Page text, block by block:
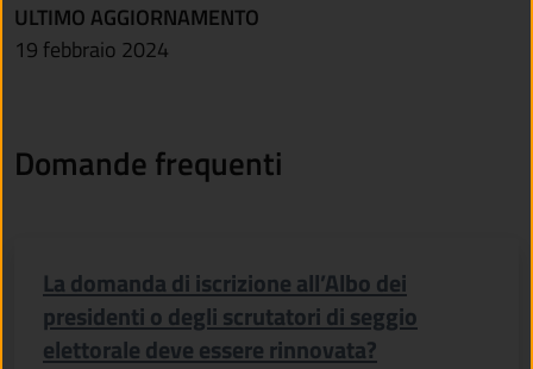
ULTIMO AGGIORNAMENTO
19 febbraio 2024
Domande frequenti
La domanda di iscrizione all’Albo dei
presidenti o degli scrutatori di seggio
elettorale deve essere rinnovata?